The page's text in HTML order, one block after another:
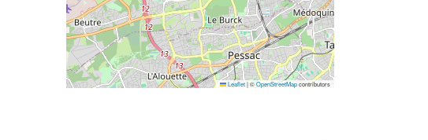
Leaflet |©OpenStreetMapcontributors